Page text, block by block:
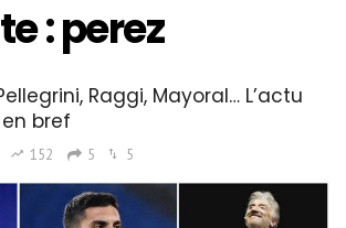
:perez
Raggi, Mayoral… L’actu
bref
152 5 5